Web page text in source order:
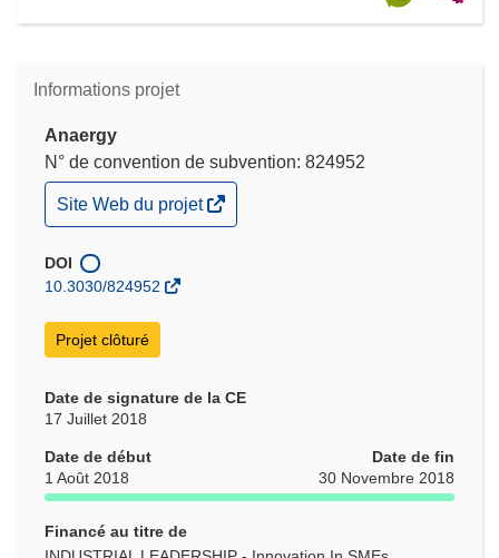
Informations projet
Anaergy
N° de convention de subvention: 824952
(s’ouvre
dans
nouvelle
fenêtre)
Site Web du projet
DOI
10.3030/824952
Projet clôturé
Date de signature de la CE
17 Juillet 2018
Date de début
1 Août 2018
Date de fin
30 Novembre 2018
Financé au titre de